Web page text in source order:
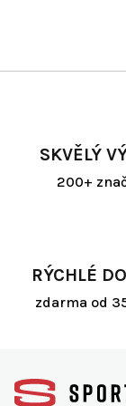
SKVĚLÝ
200+
RÝCHLÉ
zdarma od